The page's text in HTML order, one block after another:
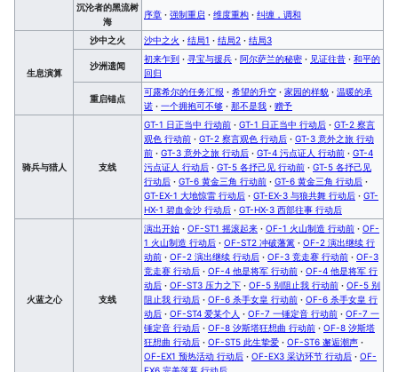
沉沦者的黑流树
海
序章 · 强制重启 · 维度重构 · 纠缠，调和
生息演算
沙中之火 沙中之火 · 结局1 · 结局2 · 结局3
沙洲遗闻
初来乍到 · 寻宝与援兵 · 阿尔萨兰的秘密 · 见证往昔 · 和平的
回归
重启锚点
可露希尔的任务汇报 · 希望的升空 · 家园的样貌 · 温暖的承
诺 · 一个拥抱可不够 · 那不是我 · 赠予
骑兵与猎人 支线
GT-1 日正当中 行动前 · GT-1 日正当中 行动后 · GT-2 察言
观色 行动前 · GT-2 察言观色 行动后 · GT-3 意外之旅 行动
前 · GT-3 意外之旅 行动后 · GT-4 污点证人 行动前 · GT-4
污点证人 行动后 · GT-5 各抒己见 行动前 · GT-5 各抒己见
行动后 · GT-6 黄金三角 行动前 · GT-6 黄金三角 行动后 ·
GT-EX-1 大地惊雷 行动后 · GT-EX-3 与狼共舞 行动后 · GT-
HX-1 碧血金沙 行动后 · GT-HX-3 西部往事 行动后
火蓝之心 支线
演出开始 · OF-ST1 摇滚起来 · OF-1 火山制造 行动前 · OF-
1 火山制造 行动后 · OF-ST2 冲破藩篱 · OF-2 演出继续 行
动前 · OF-2 演出继续 行动后 · OF-3 竞走赛 行动前 · OF-3
竞走赛 行动后 · OF-4 他是将军 行动前 · OF-4 他是将军 行
动后 · OF-ST3 压力之下 · OF-5 别阻止我 行动前 · OF-5 别
阻止我 行动后 · OF-6 杀手女皇 行动前 · OF-6 杀手女皇 行
动后 · OF-ST4 爱某个人 · OF-7 一锤定音 行动前 · OF-7 一
锤定音 行动后 · OF-8 汐斯塔狂想曲 行动前 · OF-8 汐斯塔
狂想曲 行动后 · OF-ST5 此生挚爱 · OF-ST6 邂逅潮声 ·
OF-EX1 预热活动 行动后 · OF-EX3 采访环节 行动后 · OF-